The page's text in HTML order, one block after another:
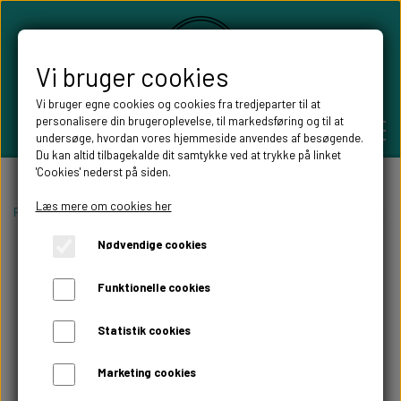
PERSONLIGE GAVER
BRYLLUPS GAVER
DÅBSGAVER/ NAVNGIVNING
SKILTE TIL FESTEN
WILLOW TREE FIGURER
WILLOW TREE BRYLLUPS FIGURER
Forside Balloner og tilbehør
Vi bruger cookies
Vi bruger egne cookies og cookies fra tredjeparter til at
personalisere din brugeroplevelse, til markedsføring og til at
undersøge, hvordan vores hjemmeside anvendes af besøgende.
Du kan altid tilbagekalde dit samtykke ved at trykke på linket
'Cookies' nederst på siden.
Læs mere om cookies her
Nødvendige cookies
Funktionelle cookies
Statistik cookies
Marketing cookies